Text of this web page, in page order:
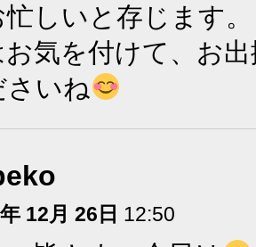
しいと存じます。
気を付けて、お
さいね
12月 26日 12:50